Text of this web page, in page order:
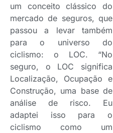
um conceito clássico do
mercado de seguros, que
passou a levar também
para o universo do
ciclismo: o LOC. “No
seguro, o LOC significa
Localização, Ocupação e
Construção, uma base de
análise de risco. Eu
adaptei isso para o
ciclismo como um